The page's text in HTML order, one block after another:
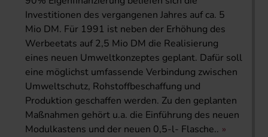
Investitionen des vergangenen Jahres auf ca. 5
Mio DM. Für 1991 ist neben der Erhöhung des
Werbeetats auf 2,5 Mio DM die Realisierung
eines neuen Umweltkonzeptes geplant. Dafür soll
eine möglichst umfassende Verbindung zwischen
Umweltschutz, Rohstoffbeschaffung und
Produktion geschaffen werden. Zu den geplanten
Maßnahmen gehört u.a. die Einführung des neuen
Modulkastens und der neuen 0,5-l- Flasche..